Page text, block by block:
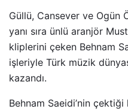
Güllü, Cansever ve Ogün
yanı sıra ünlü aranjör
kliplerini çeken Behnam
işleriyle Türk müzik
kazandı.
Behnam Saeidi’nin çektiği